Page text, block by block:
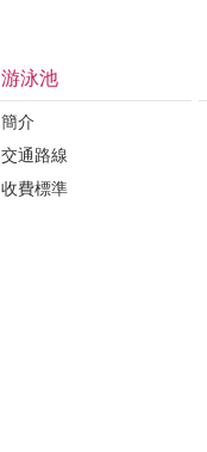
游泳池
簡介
交通路線
收費標準